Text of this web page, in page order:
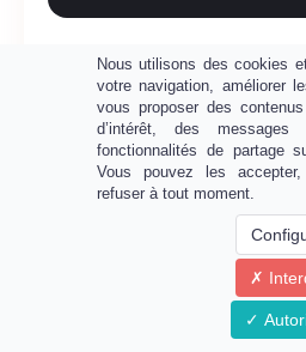
Rejoignez les 920
Nous utilisons des cookies
votre navigation, améliorer
vous proposer des
d’intérêt, des
fonctionnalités de partage
Vous pouvez les
refuser à tout moment.